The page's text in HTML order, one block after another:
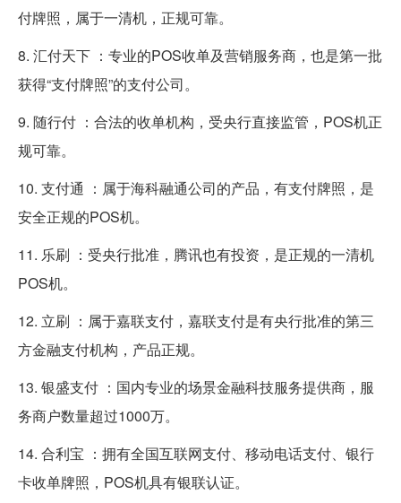
付牌照，属于一清机，正规可靠。
8. 汇付天下 ：专业的POS收单及营销服务商，也是第一批
获得“支付牌照”的支付公司。
9. 随行付 ：合法的收单机构，受央行直接监管，POS机正
规可靠。
10. 支付通 ：属于海科融通公司的产品，有支付牌照，是
安全正规的POS机。
11. 乐刷 ：受央行批准，腾讯也有投资，是正规的一清机
POS机。
12. 立刷 ：属于嘉联支付，嘉联支付是有央行批准的第三
方金融支付机构，产品正规。
13. 银盛支付 ：国内专业的场景金融科技服务提供商，服
务商户数量超过1000万。
14. 合利宝 ：拥有全国互联网支付、移动电话支付、银行
卡收单牌照，POS机具有银联认证。